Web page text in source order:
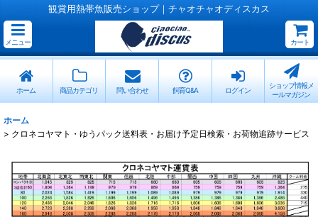
観賞用熱帯魚販売ショップ｜チャオチャオディスカス
メニュー カート
ホーム 商品カテゴリ 問い合わせ 飼育Q&A ログイン
ショップ情報メ
ールマガジン
ホーム
> クロネコヤマト・ゆうパック送料表・お届け予定日検索・お荷物追跡サービス